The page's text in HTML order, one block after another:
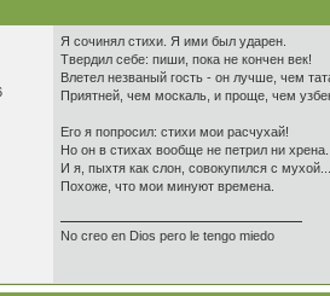
Я сочинял стихи. Я ими был ударен.
Твердил себе: пиши, пока не кончен век!
Влетел незваный гость - он лучше, чем
Приятней, чем москаль, и проще, чем
Его я попросил: стихи мои расчухай!
Но он в стихах вообще не петрил ни хрена.
И я, пыхтя как слон, совокупился с мухой...
Похоже, что мои минуют времена.
No creo en Dios pero le tengo miedo